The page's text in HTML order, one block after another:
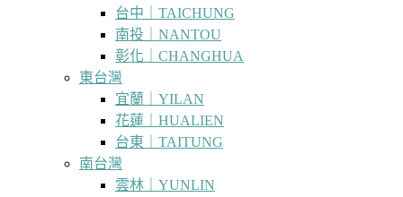
台中｜TAICHUNG
南投｜NANTOU
彰化｜CHANGHUA
東台灣
宜蘭｜YILAN
花蓮｜HUALIEN
台東｜TAITUNG
南台灣
雲林｜YUNLIN